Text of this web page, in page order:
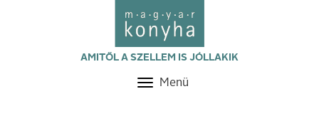
AMITŐL A SZELLEM IS JÓLLAKIK
Toggle
Menü